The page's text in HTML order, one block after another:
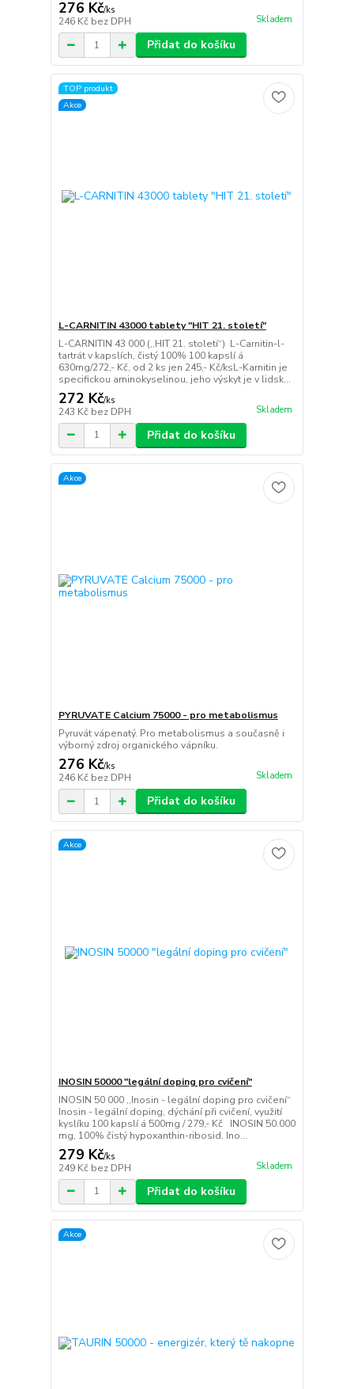
276 Kč/ks
246 Kč bez DPH Skladem
Přidat do košíku
TOP produkt
Akce
L-CARNITIN 43000 tablety "HIT 21. století"
L-CARNITIN 43 000 (,,HIT 21. století“) L-Carnitin-l-
tartrát v kapslích, čistý 100% 100 kapslí á
630mg/272,- Kč, od 2 ks jen 245,- Kč/ksL-Karnitin je
specifickou aminokyselinou, jeho výskyt je v lidsk...
272 Kč/ks
243 Kč bez DPH Skladem
Přidat do košíku
Akce
PYRUVATE Calcium 75000 - pro metabolismus
Pyruvát vápenatý. Pro metabolismus a současně i
výborný zdroj organického vápníku.
276 Kč/ks
246 Kč bez DPH Skladem
Přidat do košíku
Akce
INOSIN 50000 "legální doping pro cvičení"
INOSIN 50 000 ,,Inosin - legální doping pro cvičení“
Inosin - legální doping, dýchání při cvičení, využití
kyslíku 100 kapslí á 500mg / 279,- Kč INOSIN 50.000
mg, 100% čistý hypoxanthin-ribosid. Ino...
279 Kč/ks
249 Kč bez DPH Skladem
Přidat do košíku
Akce